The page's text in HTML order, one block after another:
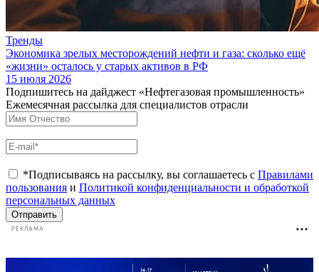
Тренды
Экономика зрелых месторождений нефти и газа: сколько ещё
«жизни» осталось у старых активов в РФ
15 июля 2026
Подпишитесь на дайджест «Нефтегазовая промышленность»
Ежемесячная рассылка для специалистов отрасли
*Подписываясь на рассылку, вы соглашаетесь с Правилами
пользования и Политикой конфиденциальности и обработкой
персональных данных
Отправить
РЕКЛАМА